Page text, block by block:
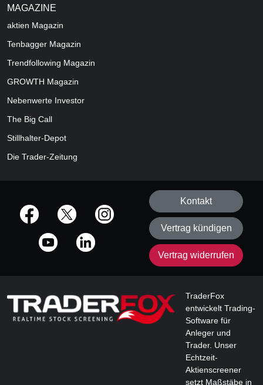
MAGAZINE
aktien Magazin
Tenbagger Magazin
Trendfollowing Magazin
GROWTH Magazin
Nebenwerte Investor
The Big Call
Stillhalter-Depot
Die Trader-Zeitung
offizielle Social Media-Accounts
Kontakt
Vertrag kündigen
Vertrag widerrufen
TraderFox
entwickelt Trading-
Software für
Anleger und
Trader. Unser
Echtzeit-
Aktienscreener
setzt Maßstäbe in